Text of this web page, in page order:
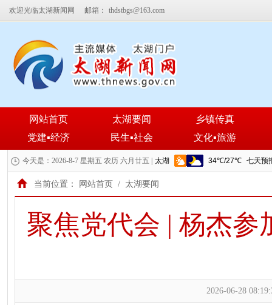
欢迎光临太湖新闻网 邮箱： thdstbgs@163.com
网站首页 太湖要闻
乡镇传真
党建▪经济
民生▪社会 文化▪旅游
今天是：2026-8-7 星期五 农历 六月廿五 |
当前位置： 网站首页 / 太湖要闻
聚焦党代会 | 杨杰
2026-06-28